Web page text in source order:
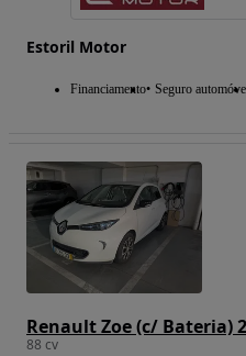
Estoril Motor
Financiamento Seguro
Renault Zoe (c/ Bateria)
88 cv